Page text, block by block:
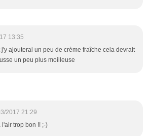
13:35
j'y ajouterai un peu de crème fraîche cela devrait
un peu plus moilleuse
2017 21:29
l'air trop bon !! ;-)